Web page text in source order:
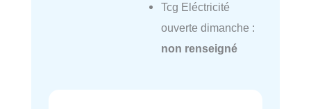
Tcg Eléctricité
ouverte dimanche :
non renseigné